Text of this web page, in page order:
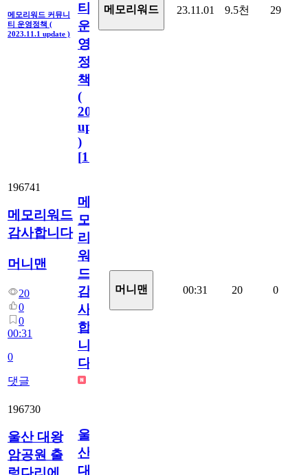
메모리워드 커뮤니
티 운영정책 (
2023.11.1 update )
티
운
영
정
책
(
2023.11.1
update
)
[110
메모리워드 23.11.01 9.5천 29
196741
메모리워드
감사합니다
머니맨
20
0
0
00:31
0
댓글
메
모
리
워
드
감
사
합
니
다
머니맨 00:31 20 0
196730
울산 대왕
암공원 출
울
산
대